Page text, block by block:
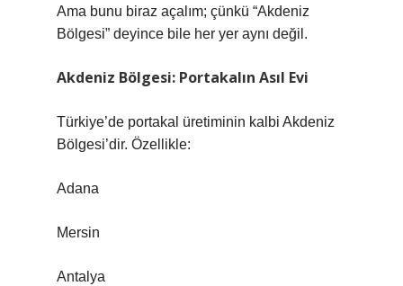
Ama bunu biraz açalım; çünkü “Akdeniz
Bölgesi” deyince bile her yer aynı değil.
Akdeniz Bölgesi: Portakalın Asıl Evi
Türkiye’de portakal üretiminin kalbi Akdeniz
Bölgesi’dir. Özellikle:
Adana
Mersin
Antalya